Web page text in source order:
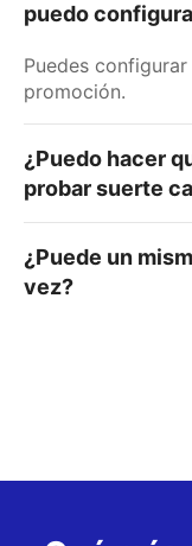
puedo
Puedes
promoción.
¿Puedo hacer
probar suerte
¿Puede un
vez?